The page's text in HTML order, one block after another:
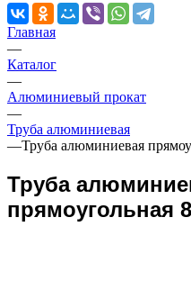
Главная
—
Каталог
—
Алюминиевый прокат
—
Труба алюминиевая
—Труба алюминиевая
Труба
прямоугольная